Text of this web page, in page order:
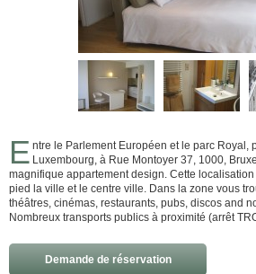
E ntre le Parlement Européen et le parc Royal,
Luxembourg, à Rue Montoyer 37, 1000,
magnifique appartement design. Cette
pied la ville et le centre ville. Dans la zone vous
théâtres, cinémas, restaurants, pubs, discos and
Nombreux transports publics à proximité (arrêt
Demande de réservation